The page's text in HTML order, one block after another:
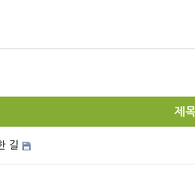
제목
길